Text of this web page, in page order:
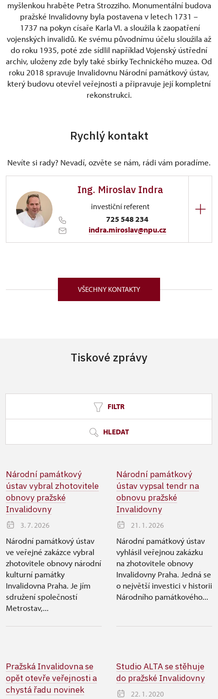
myšlenkou hraběte Petra Strozziho. Monumentální budova
pražské Invalidovny byla postavena v letech 1731 –
1737 na pokyn císaře Karla VI. a sloužila k zaopatření
vojenských invalidů. Ke svému původnímu účelu sloužila až
do roku 1935, poté zde sídlil například Vojenský ústřední
archiv, uloženy zde byly také sbírky Technického muzea. Od
roku 2018 spravuje Invalidovnu Národní památkový ústav,
který budovu otevřel veřejnosti a připravuje její kompletní
rekonstrukci.
Rychlý kontakt
Nevíte si rady? Nevadí, ozvěte se nám, rádi vám poradíme.
Ing. Miroslav Indra
investiční referent
725 548 234
indra.miroslav@npu.cz
VŠECHNY KONTAKTY
Tiskové zprávy
FILTR
HLEDAT
Národní památkový
ústav vybral zhotovitele
obnovy pražské
Invalidovny
3. 7. 2026
Národní památkový ústav
ve veřejné zakázce vybral
zhotovitele obnovy národní
kulturní památky
Invalidovna Praha. Je jím
sdružení společností
Metrostav,...
Národní památkový
ústav vypsal tendr na
obnovu pražské
Invalidovny
21. 1. 2026
Národní památkový ústav
vyhlásil veřejnou zakázku
na zhotovitele obnovy
Invalidovny Praha. Jedná se
o největší investici v historii
Národního památkového...
Pražská Invalidovna se
opět otevře veřejnosti a
chystá řadu novinek
Studio ALTA se stěhuje
do pražské Invalidovny
22. 1. 2020